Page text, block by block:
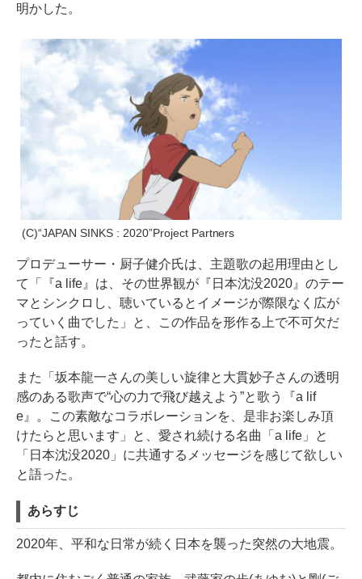
明かした。
(C)“JAPAN SINKS : 2020”Project Partners
プロデューサー・厨子健介氏は、主題歌の起用理由とし
て「『a life』は、その世界観が『日本沈没2020』のテー
マとシンクロし、聴いているとイメージが際限なく広が
っていく曲でした」と、この作品を形作る上で不可欠だ
ったと話す。
また「坂本龍一さんの美しい旋律と大貫妙子さんの透明
感のある歌声で“心の力で飛び越えよう”と歌う『a lif
e』。この素敵なコラボレーションを、是非お楽しみ頂
けたらと思います」と、愛され続ける名曲「a life」と
「日本沈没2020」に共通するメッセージを感じて欲しい
と語った。
あらすじ
2020年、平和な日常が続く日本を襲った突然の大地震。